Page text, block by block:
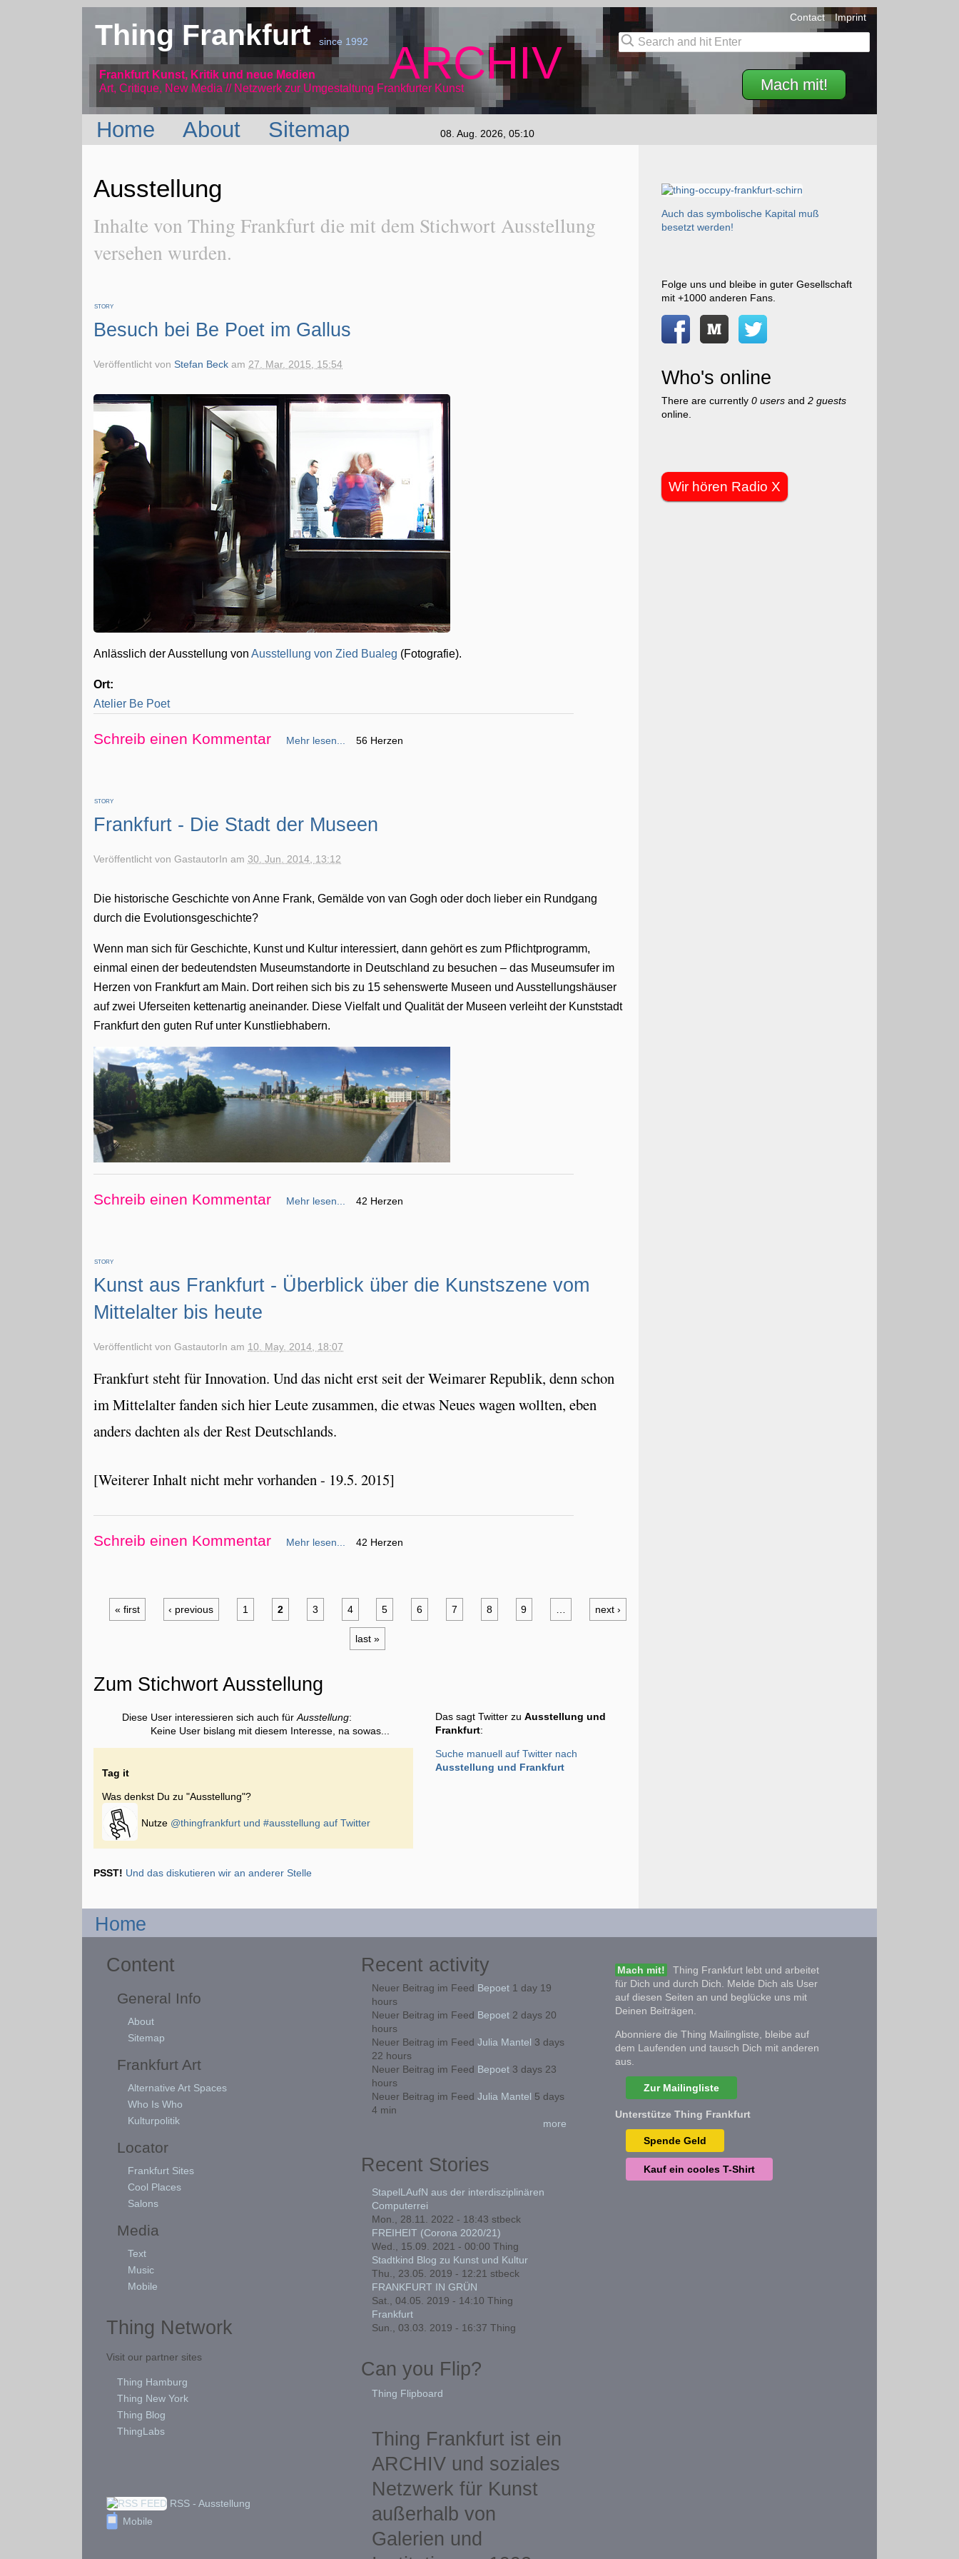
Thing Frankfurtsince 1992
Frankfurt Kunst, Kritik und neue Medien
Art, Critique, New Media // Netzwerk
ARCHIV
zur Umgestaltung Frankfurter Kunst Mach mit!
Contact Imprint
Home About Sitemap 08. Aug. 2026, 05:10
Ausstellung
Inhalte von Thing Frankfurt die mit dem Stichwort Ausstellung
versehen wurden.
STORY
Besuch bei Be Poet im Gallus
Veröffentlicht vonStefan Beck am27. Mar. 2015, 15:54
Anlässlich der Ausstellung vonAusstellung von Zied Bualeg (Fotografie).
Ort:
Atelier Be Poet
Schreib einen Kommentar Mehr lesen... 56 Herzen
STORY
Frankfurt - Die Stadt der Museen
Veröffentlicht vonGastautorIn am 30. Jun. 2014, 13:12
Die historische Geschichte von Anne Frank, Gemälde von van Gogh oder doch lieber ein Rundgang
durch die Evolutionsgeschichte?
Wenn man sich für Geschichte, Kunst und Kultur interessiert, dann gehört es zum Pflichtprogramm,
einmal einen der bedeutendsten Museumstandorte in Deutschland zu besuchen – das Museumsufer im
Herzen von Frankfurt am Main. Dort reihen sich bis zu 15 sehenswerte Museen und Ausstellungshäuser
auf zwei Uferseiten kettenartig aneinander. Diese Vielfalt und Qualität der Museen verleiht der Kunststadt
Frankfurt den guten Ruf unter Kunstliebhabern.
Schreib einen Kommentar Mehr lesen... 42 Herzen
STORY
Kunst aus Frankfurt - Überblick über die Kunstszene vom
Mittelalter bis heute
Veröffentlicht vonGastautorIn am 10. May. 2014, 18:07
Frankfurt steht für Innovation. Und das nicht erst seit der Weimarer Republik, denn schon
im Mittelalter fanden sich hier Leute zusammen, die etwas Neues wagen wollten, eben
anders dachten als der Rest Deutschlands.
[Weiterer Inhalt nicht mehr vorhanden - 19.5. 2015]
Schreib einen Kommentar Mehr lesen... 42 Herzen
« first ‹ previous 1 2 3 4 5 6 7 8 9 next ›
last »
Zum Stichwort Ausstellung
Diese User interessieren sich auch fürAusstellung:
Keine User bislang mit diesem Interesse, na sowas...
Tag it
Was denkst Du zu "Ausstellung"?
Nutze @thingfrankfurt und#ausstellung auf Twitter
Das sagt Twitter zu Ausstellung und
Frankfurt:
Suche manuell auf Twitter nach
Ausstellung und Frankfurt
PSST! Und das diskutieren wir an anderer Stelle
Auch das symbolische Kapital muß
besetzt werden!
Folge uns und bleibe in guter Gesellschaft
mit +1000 anderen Fans.
Who's online
There are currently 0 usersand 2 guests
online.
Wir hören Radio X
Home
Content
General Info
About
Sitemap
Frankfurt Art
Alternative Art Spaces
Who Is Who
Kulturpolitik
Locator
Frankfurt Sites
Cool Places
Salons
Media
Text
Music
Mobile
Thing Network
Visit our partner sites
Thing Hamburg
Thing New York
Thing Blog
ThingLabs
RSS - Ausstellung
Mobile
Recent activity
Neuer Beitrag im Feed Bepoet1 day 19
hours
Neuer Beitrag im Feed Bepoet2 days 20
hours
Neuer Beitrag im Feed Julia Mantel 3 days
22 hours
Neuer Beitrag im Feed Bepoet3 days 23
hours
Neuer Beitrag im Feed Julia Mantel 5 days
4 min
more
Recent Stories
StapelLAufN aus der interdisziplinären
Computerrei
Mon., 28.11. 2022 - 18:43 stbeck
FREIHEIT (Corona 2020/21)
Wed., 15.09. 2021 - 00:00 Thing
Stadtkind Blog zu Kunst und Kultur
Thu., 23.05. 2019 - 12:21 stbeck
FRANKFURT IN GRÜN
Sat., 04.05. 2019 - 14:10 Thing
Frankfurt
Sun., 03.03. 2019 - 16:37 Thing
Can you Flip?
Thing Flipboard
Thing Frankfurt ist ein
ARCHIV und soziales
Netzwerk für Kunst
außerhalb von
Galerien und
Mach mit!
Thing Frankfurt lebt und arbeitet
für Dich und durch Dich. Melde Dich als User
auf diesen Seiten an und beglücke uns mit
Deinen Beiträgen.
Abonniere die Thing Mailingliste, bleibe auf
dem Laufenden und tausch Dich mit anderen
aus.
Zur Mailingliste
Unterstütze Thing Frankfurt
Spende Geld
Kauf ein cooles T-Shirt